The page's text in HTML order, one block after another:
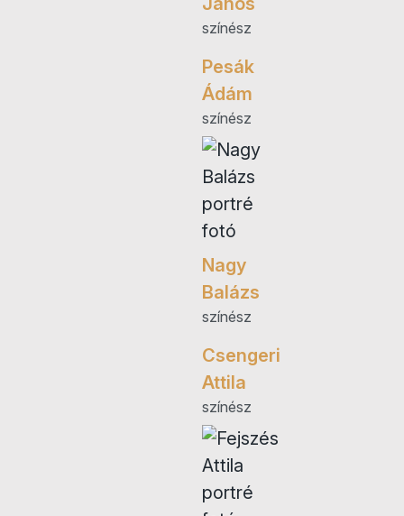
színész
Pesák
Ádám
színész
Nagy
Balázs
színész
Csengeri
Attila
színész